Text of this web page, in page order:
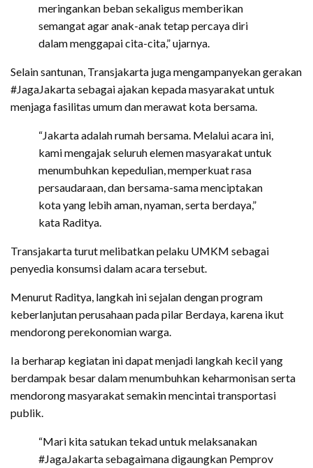
meringankan beban sekaligus memberikan
semangat agar anak-anak tetap percaya diri
dalam menggapai cita-cita,” ujarnya.
Selain santunan, Transjakarta juga mengampanyekan gerakan
#JagaJakarta sebagai ajakan kepada masyarakat untuk
menjaga fasilitas umum dan merawat kota bersama.
“Jakarta adalah rumah bersama. Melalui acara ini,
kami mengajak seluruh elemen masyarakat untuk
menumbuhkan kepedulian, memperkuat rasa
persaudaraan, dan bersama-sama menciptakan
kota yang lebih aman, nyaman, serta berdaya,”
kata Raditya.
Transjakarta turut melibatkan pelaku UMKM sebagai
penyedia konsumsi dalam acara tersebut.
Menurut Raditya, langkah ini sejalan dengan program
keberlanjutan perusahaan pada pilar Berdaya, karena ikut
mendorong perekonomian warga.
Ia berharap kegiatan ini dapat menjadi langkah kecil yang
berdampak besar dalam menumbuhkan keharmonisan serta
mendorong masyarakat semakin mencintai transportasi
publik.
“Mari kita satukan tekad untuk melaksanakan
#JagaJakarta sebagaimana digaungkan Pemprov